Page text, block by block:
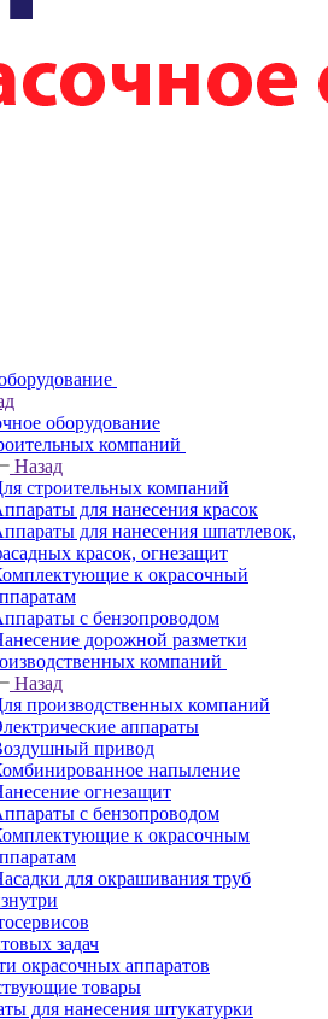
оборудование
компаний
Назад
строительных компаний
для нанесения красок
для нанесения шпатлевок,
красок, огнезащит
к окрасочный
с бензопроводом
дорожной разметки
компаний
Назад
производственных компаний
аппараты
привод
напыление
огнезащит
с бензопроводом
к окрасочным
для окрашивания труб
задач
окрасочных аппаратов
товары
для нанесения штукатурки